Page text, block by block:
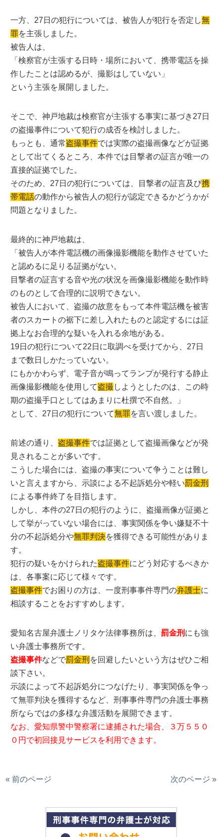
一方、27日の犯行については、被告人が犯行を否定し無
罪を主張しました。
被告人は、
「検察官が主張する日時・場所において、携帯電話を操
作したことは認めるが、撮影はしていない」
という主張を展開しました。
そこで、神戸地裁は検察官が主張する事実に基づき27日
の盗撮事件について犯行の成否を検討しました。
もっとも、通常盗撮事件では実際の盗撮画像などが証拠
として出てくるところ、本件では目撃者の証言が唯一の
直接的証拠でした。
そのため、27日の犯行については、目撃者の証言及び携
帯電話の動作から被告人の犯行が認定できるかどうかが
問題となりました。
最終的に神戸地裁は、
「被告人が本件電話機の画像撮影機能を動作させていた
と認めるに足りる証拠がない。
目撃者の証言する音や光の状況を画像撮影機能を動作時
のものとして合理的に説明できない。
被告人において、盗撮の故意をもって本件電話機を被害
者のスカートの裾下に差し入れたものと認定するには証
拠上なお合理的な疑いを入れる余地がある。
19日の犯行について22日に取調べを受けてから、27日
まで数日しかたっていない。
にもかかわらず、電子音が鳴ってランプが発行する静止
画像撮影機能を使用して盗撮 しようとしたのは、この時
期の盗撮手口としてはあまりに杜撰で不自然。」
として、27日の犯行について無罪を言い渡しました。
前述の通り、 盗撮事件では証拠として盗撮画像などが発
見されることが多いです。
こうした場合には、盗撮の事実について争うことは難し
いと言えますから、示談による不起訴処分や軽い罰金刑
による事件終了を目指します。
しかし、本件の27日の犯行のように、盗撮画像が証拠と
して挙がっていない場合には、事実関係を争い嫌疑不十
分の不起訴処分や無罪判決を獲得できる可能性がありま
す。
犯行の疑いをかけられた盗撮事件にどう対応するべきか
は、各事案に応じて様々です。
盗撮事件でお困りの方は、一度刑事事件専門の弁護士に
相談することをおすすめします。
愛知名古屋弁護士ノリタケ法律事務所は、罰金刑 にも強
い弁護士事務所です。
盗撮事件などで罰金刑 を回避したいという方はぜひご相
談下さい。
示談によって不起訴処分につなげたり、事実関係を争っ
て無罪判決を獲得するなど、刑事事件専門の弁護士事務
所ならではの多様な弁護活動を展開できます。
なお、愛知県警中警察署に逮捕された場合、３万５５０
０円で初回接見サービスを利用できます。
« 前のページ 次のページ »